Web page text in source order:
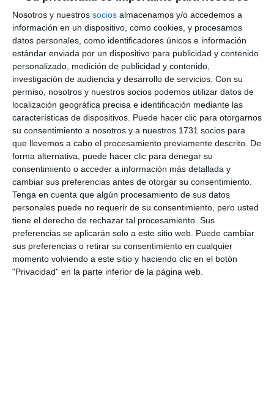
Nosotros y nuestros socios almacenamos y/o accedemos a
información en un dispositivo, como cookies, y procesamos
datos personales, como identificadores únicos e información
estándar enviada por un dispositivo para publicidad y contenido
personalizado, medición de publicidad y contenido,
investigación de audiencia y desarrollo de servicios. Con su
permiso, nosotros y nuestros socios podemos utilizar datos de
localización geográfica precisa e identificación mediante las
características de dispositivos. Puede hacer clic para otorgarnos
su consentimiento a nosotros y a nuestros 1731 socios para
que llevemos a cabo el procesamiento previamente descrito. De
forma alternativa, puede hacer clic para denegar su
consentimiento o acceder a información más detallada y
cambiar sus preferencias antes de otorgar su consentimiento.
Tenga en cuenta que algún procesamiento de sus datos
personales puede no requerir de su consentimiento, pero usted
tiene el derecho de rechazar tal procesamiento. Sus
preferencias se aplicarán solo a este sitio web. Puede cambiar
sus preferencias o retirar su consentimiento en cualquier
momento volviendo a este sitio y haciendo clic en el botón
"Privacidad" en la parte inferior de la página web.